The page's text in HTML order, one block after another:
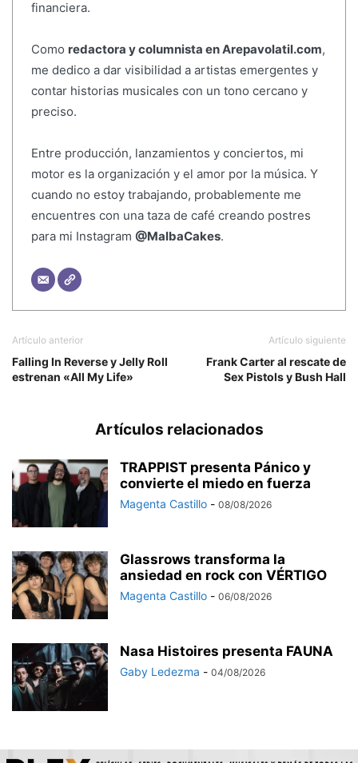
financiera.
Como redactora y columnista en Arepavolatil.com,
me dedico a dar visibilidad a artistas emergentes y
contar historias musicales con un tono cercano y
preciso.
Entre producción, lanzamientos y conciertos, mi
motor es la organización y el amor por la música. Y
cuando no estoy trabajando, probablemente me
encuentres con una taza de café creando postres
para mi Instagram @MalbaCakes.
Artículo anterior
Falling In Reverse y Jelly Roll
estrenan «All My Life»
Artículo siguiente
Frank Carter al rescate de
Sex Pistols y Bush Hall
Artículos relacionados
TRAPPIST presenta Pánico y
convierte el miedo en fuerza
Magenta Castillo - 08/08/2026
Glassrows transforma la
ansiedad en rock con VÉRTIGO
Magenta Castillo - 06/08/2026
Nasa Histoires presenta FAUNA
Gaby Ledezma - 04/08/2026